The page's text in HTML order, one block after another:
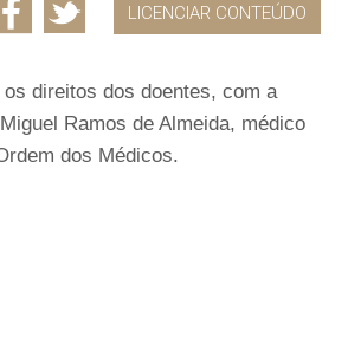
LICENCIAR CONTEÚDO
direitos dos doentes, com a
Ramos de Almeida, médico
dos Médicos.